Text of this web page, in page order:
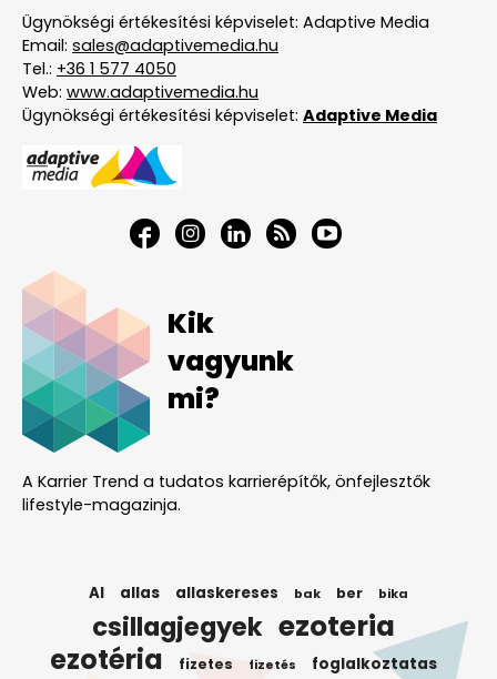
Ügynökségi értékesítési képviselet: Adaptive Media
Email: sales@adaptivemedia.hu
Tel.: +36 1 577 4050
Web: www.adaptivemedia.hu
Ügynökségi értékesítési képviselet: Adaptive Media
Kik
vagyunk
mi?
A Karrier Trend a tudatos karrierépítők, önfejlesztők
lifestyle-magazinja.
AI allas allaskereses bak ber bika
csillagjegyek ezoteria
ezotéria fizetes fizetés foglalkoztatas